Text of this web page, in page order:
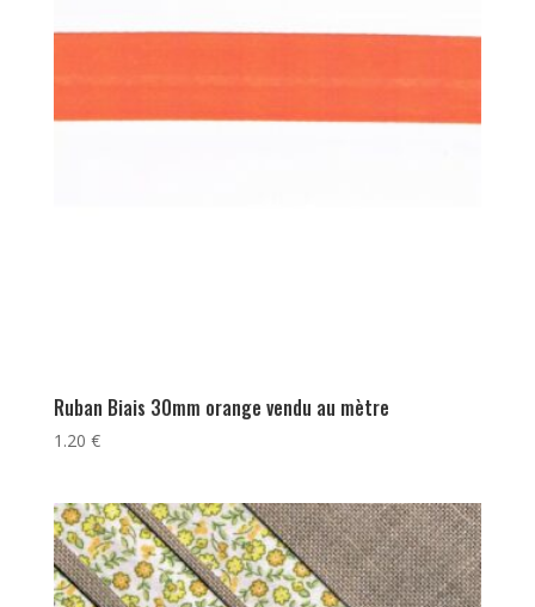
Ruban Biais 30mm orange vendu au mètre
1.20 €